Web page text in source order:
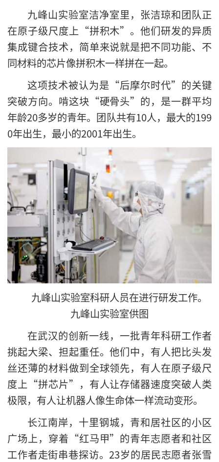
九峰山实验室洁净室里，张洁琼和团队正
在原子级尺度上“拼积木”。他们研发的异质
集成键合技术，简单来说就是把不同功能、不
同材料的芯片像拼积木一样拼在一起。
这项技术被认为是“后摩尔时代”的关键
突破方向。啃这块“硬骨头”的，是一群平均
年龄20多岁的青年。团队共有10人，最大的199
0年出生，最小的2001年出生。
九峰山实验室科研人员在进行研发工作。
九峰山实验室供图
在武汉的创新一线，一批青年科研工作者
挑起大梁、担起重任。他们中，有人把比头发
丝还薄的材料做到全球领先，有人在原子级尺
度上“拼芯片”，有人让存储器速度突破人类
极限，有人让机器人像生命体一样流动变形。
长江南岸，十里钢城，青和居社区的小区
广场上，穿着“红马甲”的青年志愿者和社区
工作者走街串巷探访。23岁的居民志愿者张雪